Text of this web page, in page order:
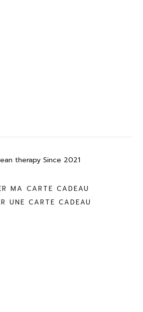
therapy Since 2021
MA CARTE CADEAU
UNE CARTE CADEAU